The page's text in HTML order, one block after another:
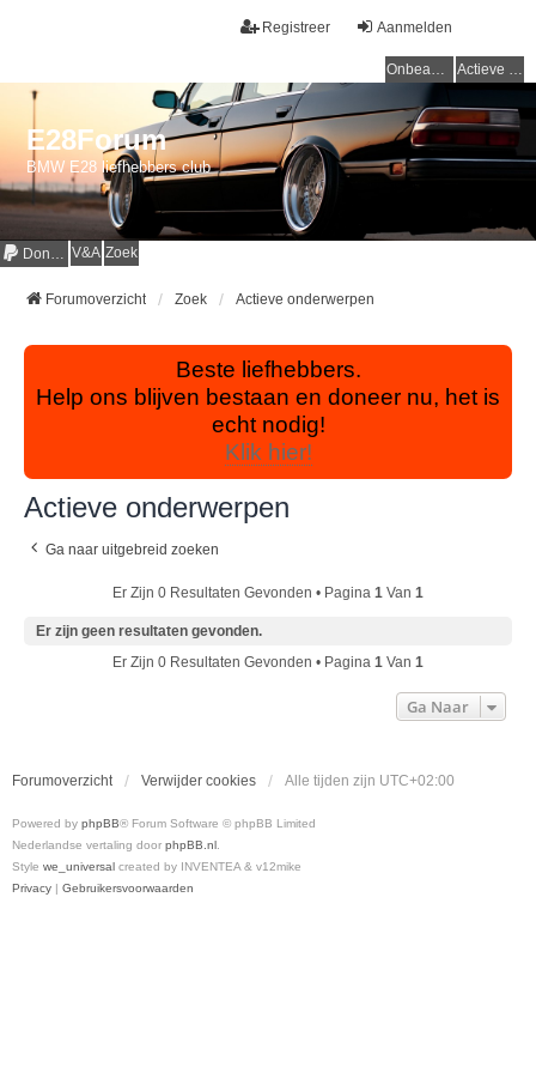
Aanmelden
Registreer
Onbeantwoorde onderwerpen Actieve onderwerpen
E28Forum
BMW E28 liefhebbers club
Donaties V&A Zoek
Forumoverzicht Zoek Actieve onderwerpen
Beste liefhebbers.
Help ons blijven bestaan en doneer nu, het is
echt nodig!
Klik hier!
Actieve onderwerpen
Ga naar uitgebreid zoeken
Er Zijn 0 Resultaten Gevonden • Pagina 1 Van 1
Er zijn geen resultaten gevonden.
Er Zijn 0 Resultaten Gevonden • Pagina 1 Van 1
Ga Naar
Forumoverzicht Verwijder cookies Alle tijden zijn UTC+02:00
Powered by phpBB® Forum Software © phpBB Limited
Nederlandse vertaling door phpBB.nl
Style we_universal created by INVENTEA & v12mike
Privacy | Gebruikersvoorwaarden